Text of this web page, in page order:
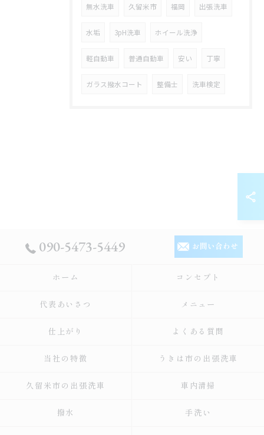
無水洗車 久留米市 福岡 出張洗車
水垢 3pH洗車 ホイール洗浄
軽自動車 普通自動車 安い 丁寧
ガラス撥水コート 整備士 洗車検定
090-5473-5449 お問い合わせ
ホーム コンセプト
代表あいさつ メニュー
仕上がり よくある質問
当社の特徴 うきは市の出張洗車
久留米市の出張洗車 車内清掃
撥水 手洗い